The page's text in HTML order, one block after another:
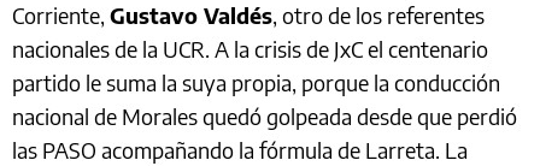
Corriente, Gustavo Valdés, otro de los referentes
nacionales de la UCR. A la crisis de JxC el centenario
partido le suma la suya propia, porque la conducción
nacional de Morales quedó golpeada desde que perdió
las PASO acompañando la fórmula de Larreta. La